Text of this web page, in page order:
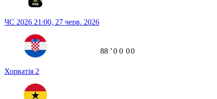
ЧС 2026 21:00, 27 черв. 2026
Хорватія 2
88 ʼ0 0 00